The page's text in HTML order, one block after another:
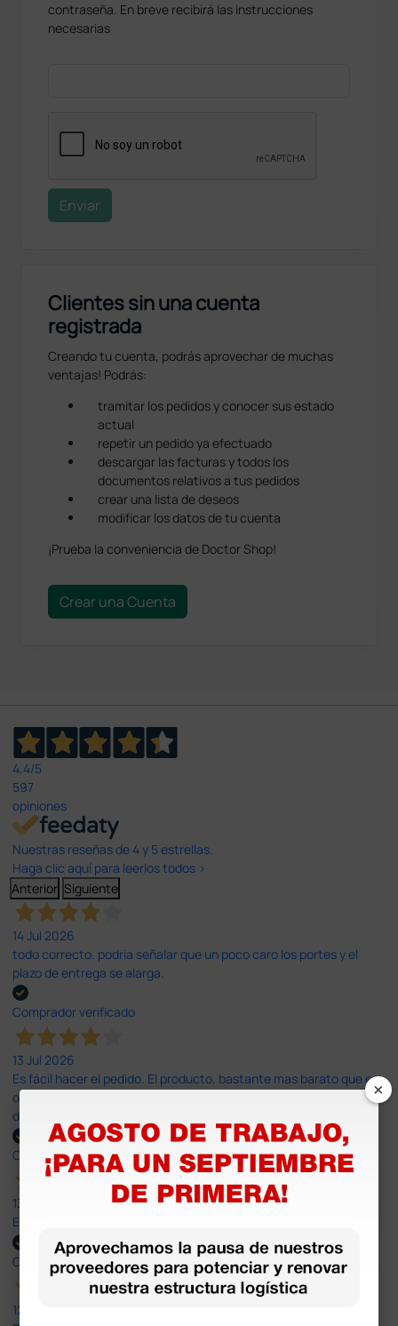
contraseña. En breve recibirá las instrucciones
necesarias
Enviar
Clientes sin una cuenta
registrada
Creando tu cuenta, podrás aprovechar de muchas
ventajas! Podrás:
tramitar los pedidos y conocer sus estado
actual
repetir un pedido ya efectuado
descargar las facturas y todos los
documentos relativos a tus pedidos
crear una lista de deseos
modificar los datos de tu cuenta
¡Prueba la conveniencia de Doctor Shop!
Crear una Cuenta
4,4/5
597
opiniones
Nuestras reseñas de 4 y 5 estrellas.
Haga clic aquí para leerlos todos >
Anterior Siguiente
14 Jul 2026
todo correcto. podria señalar que un poco caro los portes y el
plazo de entrega se alarga.
Comprador verificado
13 Jul 2026
Es fácil hacer el pedido. El producto, bastante mas barato que en
otras plataformas de material médico. Pero el envío cuesta más
del doble que en cualquier otra empresa dentro de España.
Comprador verificado
13 Jul 2026
Excelente
Comprador verificado
12 Jun 2026
×